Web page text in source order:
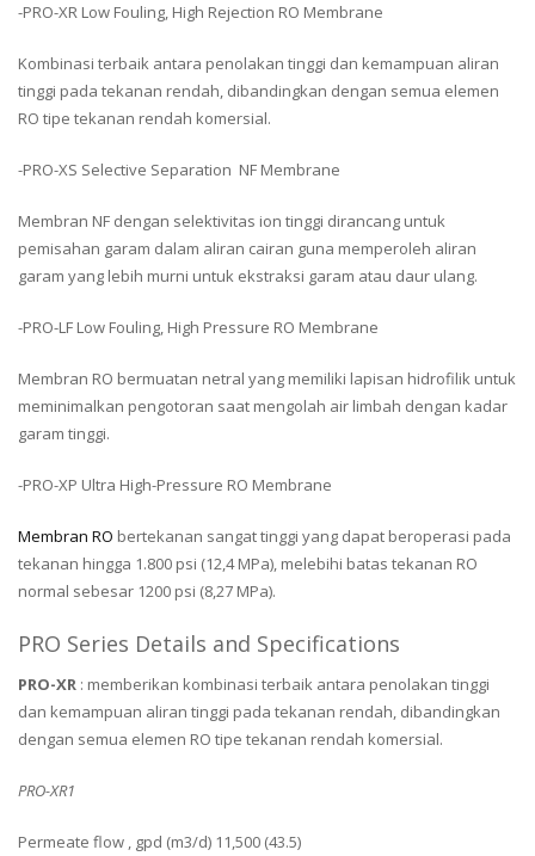
-PRO-XR Low Fouling, High Rejection RO Membrane
Kombinasi terbaik antara penolakan tinggi dan kemampuan aliran
tinggi pada tekanan rendah, dibandingkan dengan semua elemen
RO tipe tekanan rendah komersial.
-PRO-XS Selective Separation NF Membrane
Membran NF dengan selektivitas ion tinggi dirancang untuk
pemisahan garam dalam aliran cairan guna memperoleh aliran
garam yang lebih murni untuk ekstraksi garam atau daur ulang.
-PRO-LF Low Fouling, High Pressure RO Membrane
Membran RO bermuatan netral yang memiliki lapisan hidrofilik untuk
meminimalkan pengotoran saat mengolah air limbah dengan kadar
garam tinggi.
-PRO-XP Ultra High-Pressure RO Membrane
Membran RO bertekanan sangat tinggi yang dapat beroperasi pada
tekanan hingga 1.800 psi (12,4 MPa), melebihi batas tekanan RO
normal sebesar 1200 psi (8,27 MPa).
PRO Series Details and Specifications
PRO-XR : memberikan kombinasi terbaik antara penolakan tinggi
dan kemampuan aliran tinggi pada tekanan rendah, dibandingkan
dengan semua elemen RO tipe tekanan rendah komersial.
PRO-XR1
Permeate flow , gpd (m3/d) 11,500 (43.5)